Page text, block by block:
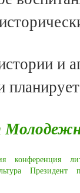
и
конференция
Президент